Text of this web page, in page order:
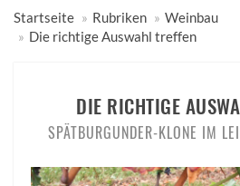
Startseite
Rubriken
Weinbau
Die richtige Auswahl treffen
DIE RICHTIGE
SPÄTBURGUNDER-KLONE IM